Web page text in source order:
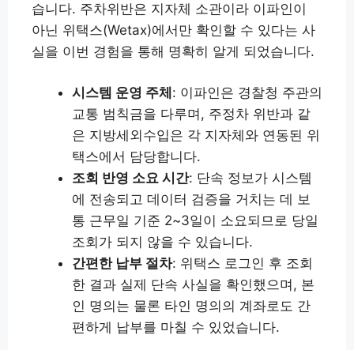
습니다. 주차위반은 지자체 소관이라 이파인이
아닌 위택스(Wetax)에서만 확인할 수 있다는 사
실을 이번 경험을 통해 명확히 알게 되었습니다.
시스템 운영 주체 : 이파인은 경찰청 주관의
교통 범칙금을 다루며, 주정차 위반과 같
은 지방세외수입은 각 지자체와 연동된 위
택스에서 담당합니다.
조회 반영 소요 시간: 단속 정보가 시스템
에 전송되고 데이터 검증을 거치는 데 보
통 근무일 기준 2~3일이 소요되므로 당일
조회가 되지 않을 수 있습니다.
간편한 납부 절차: 위택스 로그인 후 조회
한 결과 실제 단속 사실을 확인했으며, 본
인 명의는 물론 타인 명의의 계좌로도 간
편하게 납부를 마칠 수 있었습니다.